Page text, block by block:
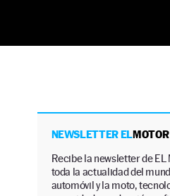
NEWSLETTER ELMOTOR
Recibe la newsletter de EL
toda la actualidad del
automóvil y la moto,